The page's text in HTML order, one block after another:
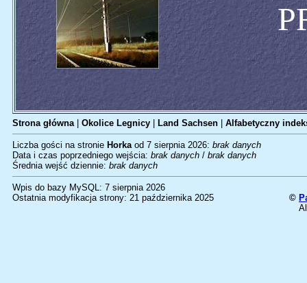
Strona główna| Okolice Legnicy Land Sachsen Alfabetyczny
Liczba gości na stronie Horkaod 7 sierpnia 2026: brak danych
Data i czas poprzedniego wejścia: brak danych / brak danych
Średnia wejść dziennie: brak danych
Wpis do bazy MySQL: 7 sierpnia 2026
Ostatnia modyfikacja strony: 21 października 2025
©